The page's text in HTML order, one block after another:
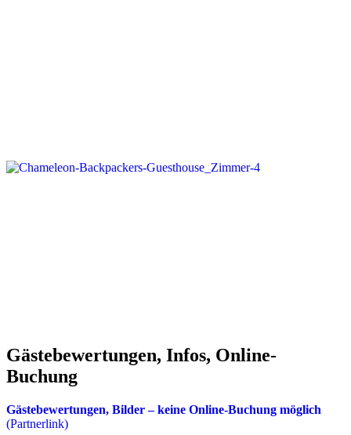
Gästebewertungen, Infos, Online-
Buchung
Gästebewertungen, Bilder – keine Online-Buchung möglich
(Partnerlink)